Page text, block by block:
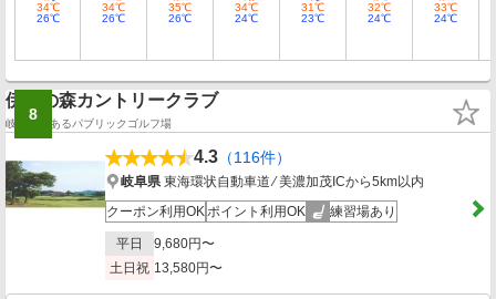
34℃
26℃
34℃
26℃
35℃
26℃
34℃
24℃
31℃
23℃
32℃
24℃
33℃
24℃
8
伊深の森カントリークラブ
岐阜県にあるパブリックゴルフ場
4.3 （116件）
岐阜県東海環状自動車道 ⁄ 美濃加茂ICから5km以内
クーポン利用OKポイント利用OK 練習場あり
平日
9,680円〜
土日祝 13,580円〜